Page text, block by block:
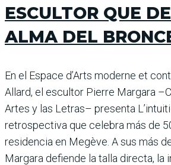
ESCULTOR QUE
ALMA DEL
En el Espace d’Arts moderne et
Allard, el escultor Pierre Margara
Artes y las Letras– presenta
retrospectiva que celebra más de
residencia en Megève. A sus más
Margara defiende la talla directa, la